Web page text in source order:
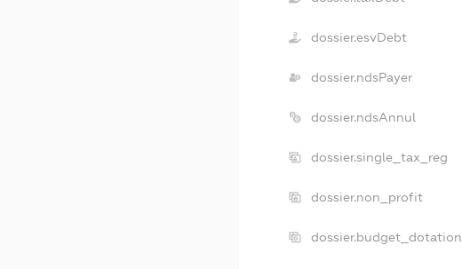
dossier.esvDebt
dossier.ndsPayer
dossier.ndsAnnul
dossier.single_tax_reg
dossier.non_profit
dossier.budget_dotation